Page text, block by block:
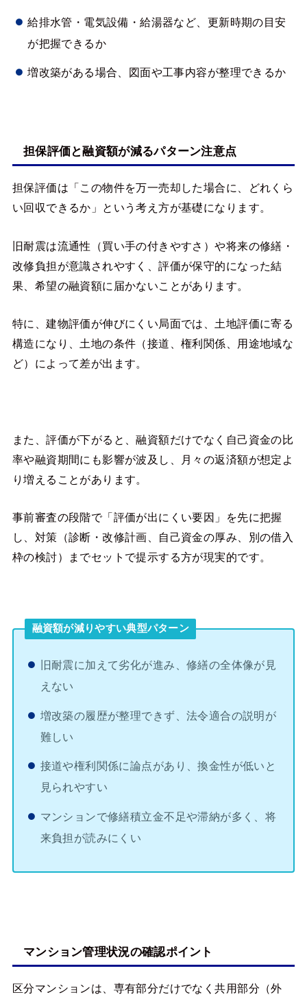
給排水管・電気設備・給湯器など、更新時期の目安
が把握できるか
増改築がある場合、図面や工事内容が整理できるか
担保評価と融資額が減るパターン注意点
担保評価は「この物件を万一売却した場合に、どれくら
い回収できるか」という考え方が基礎になります。
旧耐震は流通性（買い手の付きやすさ）や将来の修繕・
改修負担が意識されやすく、評価が保守的になった結
果、希望の融資額に届かないことがあります。
特に、建物評価が伸びにくい局面では、土地評価に寄る
構造になり、土地の条件（接道、権利関係、用途地域な
ど）によって差が出ます。
また、評価が下がると、融資額だけでなく自己資金の比
率や融資期間にも影響が波及し、月々の返済額が想定よ
り増えることがあります。
事前審査の段階で「評価が出にくい要因」を先に把握
し、対策（診断・改修計画、自己資金の厚み、別の借入
枠の検討）までセットで提示する方が現実的です。
融資額が減りやすい典型パターン
旧耐震に加えて劣化が進み、修繕の全体像が見
えない
増改築の履歴が整理できず、法令適合の説明が
難しい
接道や権利関係に論点があり、換金性が低いと
見られやすい
マンションで修繕積立金不足や滞納が多く、将
来負担が読みにくい
マンション管理状況の確認ポイント
区分マンションは、専有部分だけでなく共用部分（外